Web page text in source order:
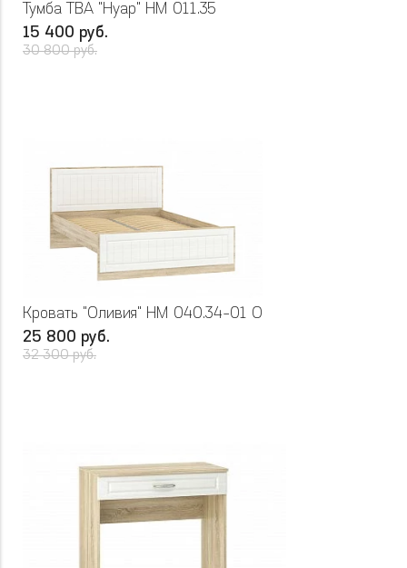
Тумба ТВА "Нуар" НМ 011.35
15 400 руб.
30 800 руб.
Кровать "Оливия" НМ 040.34-01 О
25 800 руб.
32 300 руб.